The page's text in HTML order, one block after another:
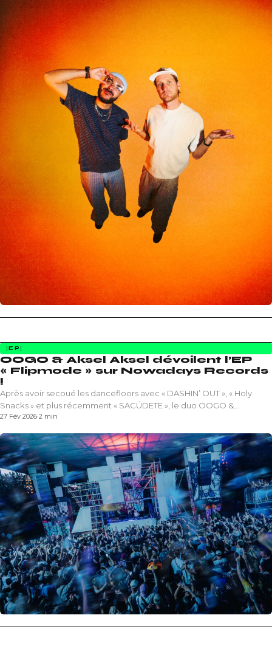
EP
OOGO & Aksel Aksel dévoilent l’EP
« Flipmode » sur Nowadays Records
!
Après avoir secoué les dancefloors avec « DASHIN’ OUT », « Holy
Snacks » et plus récemment « SACÚDETE », le duo OOGO &…
27 Fév 2026·2 min